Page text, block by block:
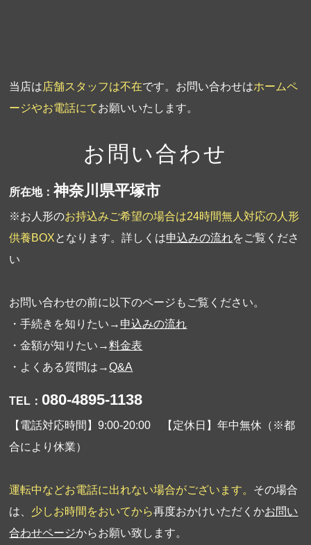
当店は店舗スタッフは不在です。お問い合わせはホームペ
ージやお電話にてお願いいたします。
お問い合わせ
所在地：神奈川県平塚市
※お人形のお持込みご希望の場合は24時間無人対応の人形
供養BOXとなります。詳しくは申込みの流れをご覧くださ
い
お問い合わせの前に以下のページもご覧ください。
・手続きを知りたい→ 申込みの流れ
・金額が知りたい→料金表
・よくある質問は→Q&A
TEL： 080-4895-1138
【電話対応時間】9:00-20:00 【定休日】年中無休（※都
合により休業）
運転中などお電話に出れない場合がございます。 その場合
は、 少しお時間をおいてから再度おかけいただくかお問い
合わせページからお願い致します。